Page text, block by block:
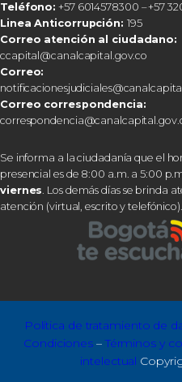
Teléfono: +57 6014578300 – +57
Linea Anticorrupción: 195
Correo atención al ciudadano:
ccapital@canalcapital.gov.co
Correo:
Correo correspondencia:
Se informa a la ciudadanía que el
presencial es de 8:00 a.m. a 5:00
viernes. Los demás días se brinda
atención (virtual, escrito y telefónico).
Política de tratamiento de
Condiciones –Términos y
intelectual